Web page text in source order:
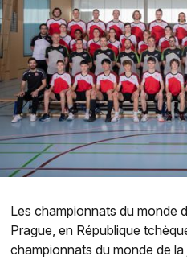
Les championnats du monde
Prague, en République
championnats du monde de